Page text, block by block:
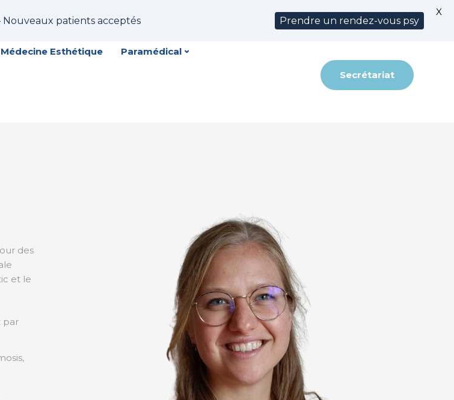
Médecine Esthétique Paramédical
Secrétariat
des
et le
par
patients acceptés Prendre un rendez-vous psy
X